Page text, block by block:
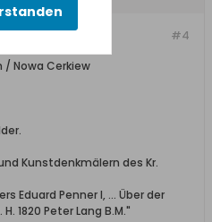
#4
/ Nowa Cerkiew
Kunstdenkmälern des Kr.
Eduard Penner I, ... Über der
1820 Peter Lang B.M."